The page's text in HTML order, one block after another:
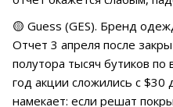
🟡 Guess (GES). Бренд
Отчет 3 апреля после
полутора тысяч бутиков
год акции сложились с $30
намекает: если решат